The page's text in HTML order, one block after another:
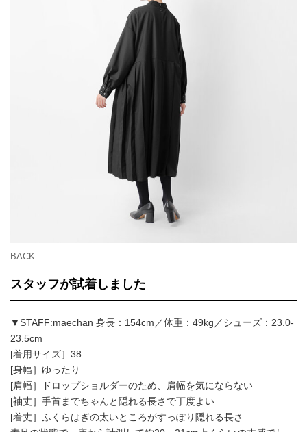
BACK
スタッフが試着しました
▼STAFF:maechan 身長：154cm／体重：49kg／シューズ：23.0-
23.5cm
[着用サイズ］38
[身幅］ゆったり
[肩幅］ドロップショルダーのため、肩幅を気にならない
[袖丈］手首までちゃんと隠れる長さで丁度よい
[着丈］ふくらはぎの太いところがすっぽり隠れる長さ